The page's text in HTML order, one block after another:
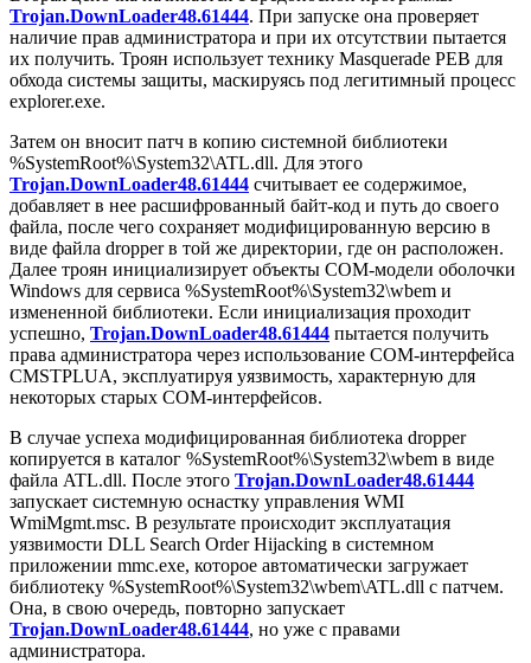
Trojan.DownLoader48.61444. При запуске она проверяет
наличие прав администратора и при их отсутствии пытается
их получить. Троян использует технику Masquerade PEB для
обхода системы защиты, маскируясь под легитимный процесс
explorer.exe.
Затем он вносит патч в копию системной библиотеки
%SystemRoot%\System32\ATL.dll. Для этого
Trojan.DownLoader48.61444 считывает ее содержимое,
добавляет в нее расшифрованный байт-код и путь до своего
файла, после чего сохраняет модифицированную версию в
виде файла dropperв той же директории, где он расположен.
Далее троян инициализирует объекты COM-модели оболочки
Windows для сервиса %SystemRoot%\System32\wbem и
измененной библиотеки. Если инициализация проходит
успешно, Trojan.DownLoader48.61444 пытается получить
права администратора через использование COM-интерфейса
CMSTPLUA, эксплуатируя уязвимость, характерную для
некоторых старых COM-интерфейсов.
В случае успеха модифицированная библиотека dropper
копируется в каталог %SystemRoot%\System32\wbem в виде
файла ATL.dll. После этого Trojan.DownLoader48.61444
запускает системную оснастку управления WMI
WmiMgmt.msc. В результате происходит эксплуатация
уязвимости DLL Search Order Hijacking в системном
приложении mmc.exe, которое автоматически загружает
библиотеку %SystemRoot%\System32\wbem\ATL.dll с патчем.
Она, в свою очередь, повторно запускает
Trojan.DownLoader48.61444, но уже с правами
администратора.